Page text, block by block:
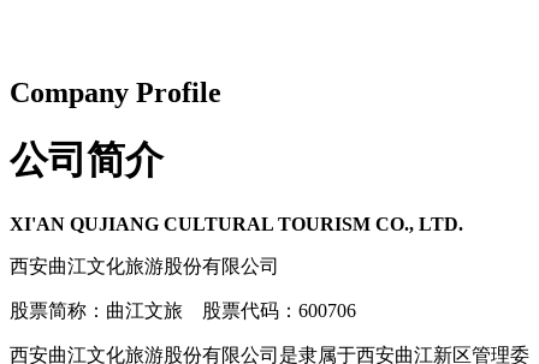
Company Profile
公司简介
XI'AN QUJIANG CULTURAL TOURISM CO., LTD.
西安曲江文化旅游股份有限公司
股票简称：曲江文旅 股票代码：600706
西安曲江文化旅游股份有限公司是隶属于西安曲江新区管理委